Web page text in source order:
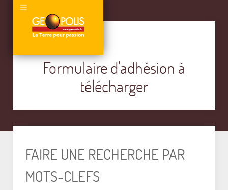
Formulaire d'adhésion à
télécharger
FAIRE UNE RECHERCHE PAR
MOTS-CLEFS